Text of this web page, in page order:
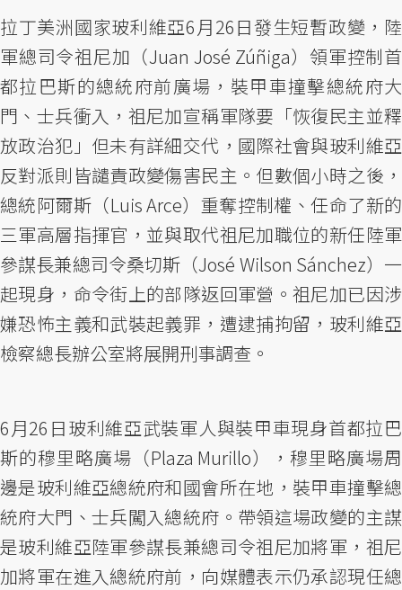
拉丁美洲國家玻利維亞6月26日發生短暫政變，陸
軍總司令祖尼加（Juan José Zúñiga）領軍控制首
都拉巴斯的總統府前廣場，裝甲車撞擊總統府大
門、士兵衝入，祖尼加宣稱軍隊要「恢復民主並釋
放政治犯」但未有詳細交代，國際社會與玻利維亞
反對派則皆譴責政變傷害民主。但數個小時之後，
總統阿爾斯（Luis Arce）重奪控制權、任命了新的
三軍高層指揮官，並與取代祖尼加職位的新任陸軍
參謀長兼總司令桑切斯（José Wilson Sánchez）一
起現身，命令街上的部隊返回軍營。祖尼加已因涉
嫌恐怖主義和武裝起義罪，遭逮捕拘留，玻利維亞
檢察總長辦公室將展開刑事調查。
6月26日玻利維亞武裝軍人與裝甲車現身首都拉巴
斯的穆里略廣場（Plaza Murillo），穆里略廣場周
邊是玻利維亞總統府和國會所在地，裝甲車撞擊總
統府大門、士兵闖入總統府。帶領這場政變的主謀
是玻利維亞陸軍參謀長兼總司令祖尼加將軍，祖尼
加將軍在進入總統府前，向媒體表示仍承認現任總